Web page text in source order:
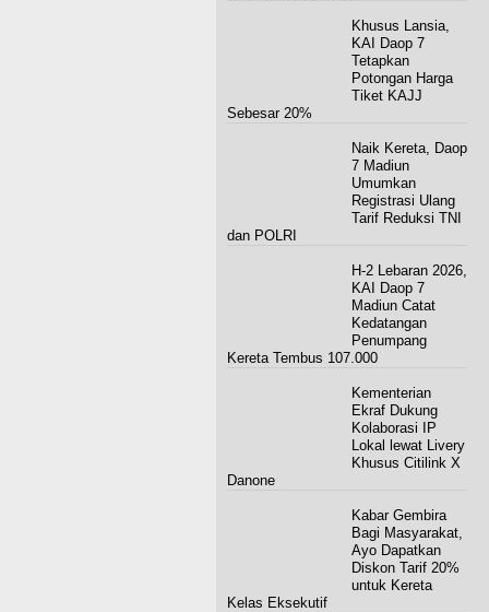
Khusus Lansia,
KAI Daop 7
Tetapkan
Potongan Harga
Tiket KAJJ
Sebesar 20%
Naik Kereta, Daop
7 Madiun
Umumkan
Registrasi Ulang
Tarif Reduksi TNI
dan POLRI
H-2 Lebaran 2026,
KAI Daop 7
Madiun Catat
Kedatangan
Penumpang
Kereta Tembus 107.000
Kementerian
Ekraf Dukung
Kolaborasi IP
Lokal lewat Livery
Khusus Citilink X
Danone
Kabar Gembira
Bagi Masyarakat,
Ayo Dapatkan
Diskon Tarif 20%
untuk Kereta
Kelas Eksekutif